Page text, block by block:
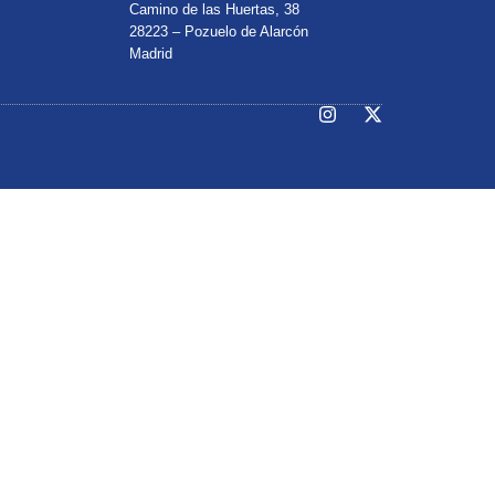
Camino de las Huertas, 38
28223 – Pozuelo de Alarcón
Madrid